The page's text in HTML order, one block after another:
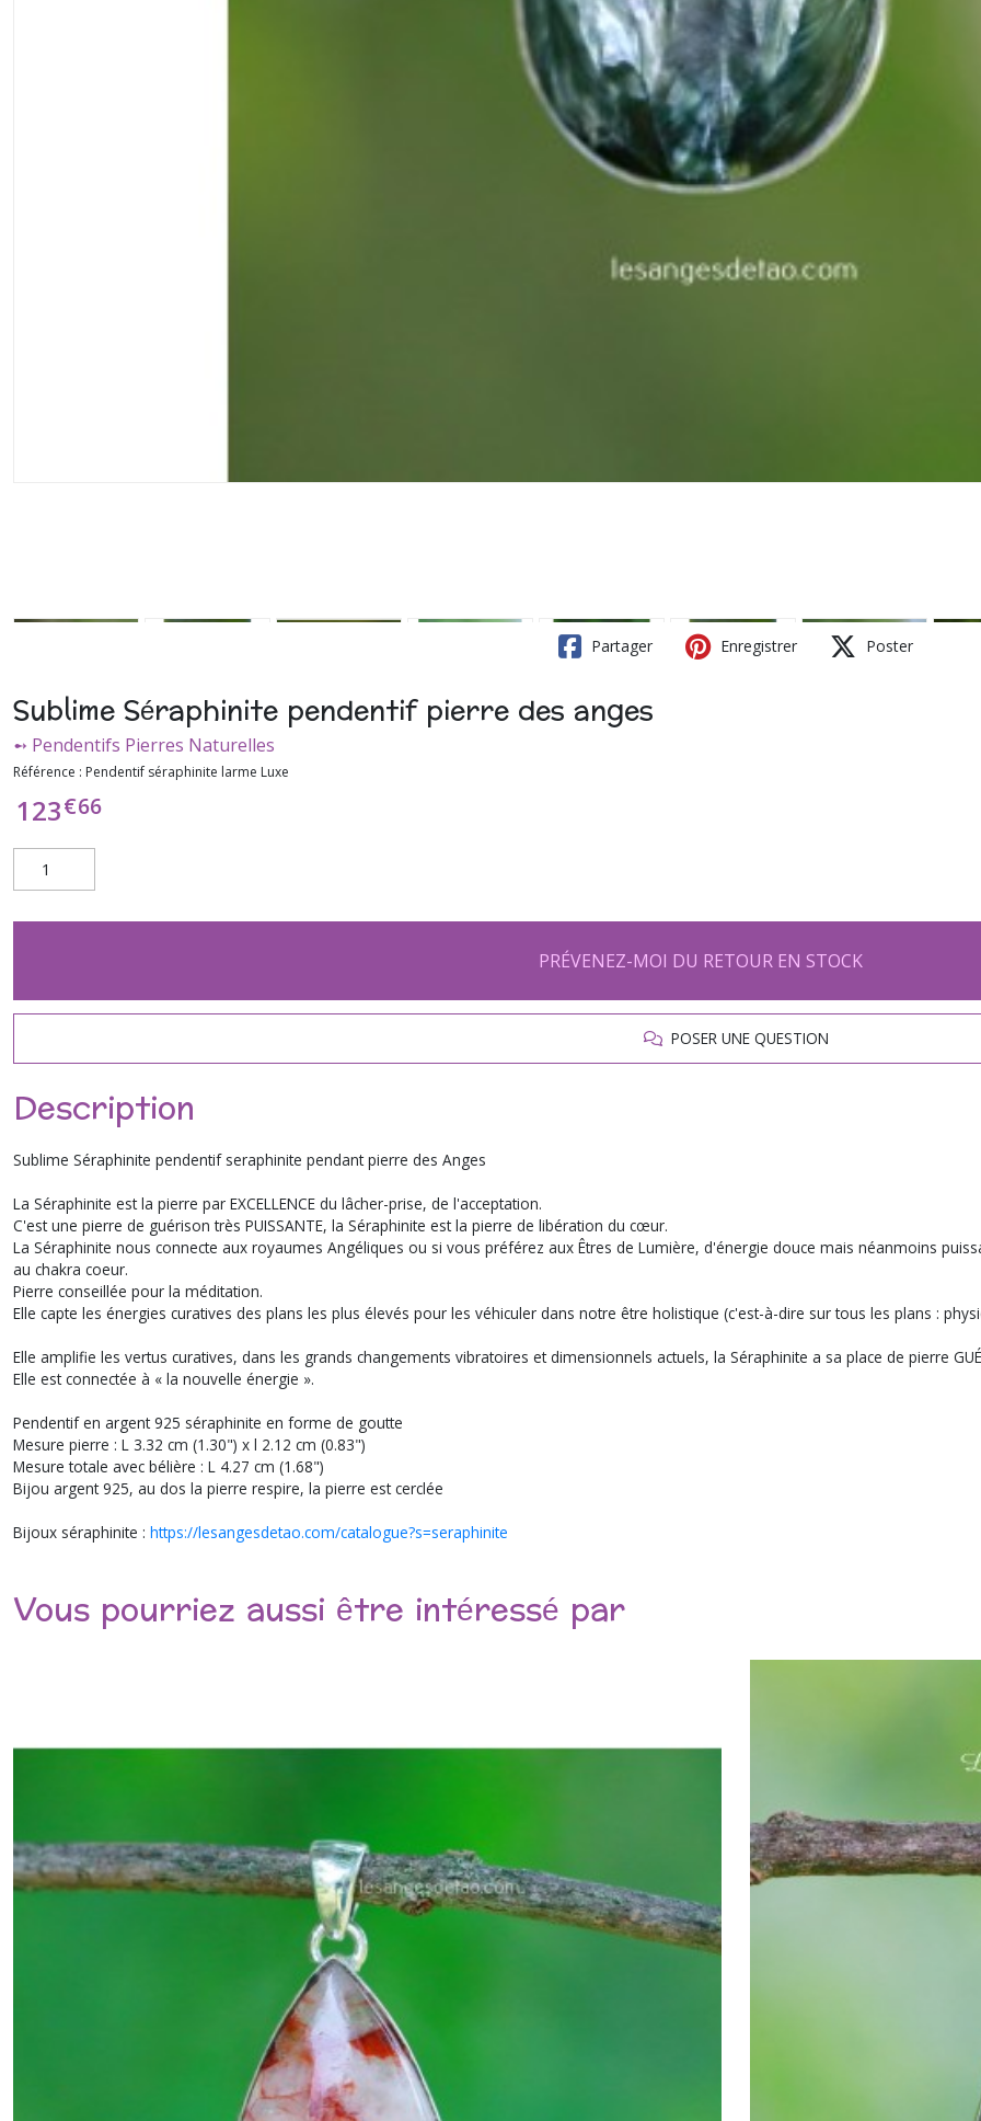
Partager Enregistrer Poster
Sublime Séraphinite pendentif pierre des anges
➻ Pendentifs Pierres Naturelles
Référence : Pendentif séraphinite larme Luxe
123€66
PRÉVENEZ-MOI DU RETOUR EN STOCK
POSER UNE QUESTION
Description
Sublime Séraphinite pendentif seraphinite pendant pierre des Anges
La Séraphinite est la pierre par EXCELLENCE du lâcher-prise, de l'acceptation.
C'est une pierre de guérison très PUISSANTE, la Séraphinite est la pierre de libération du cœur.
La Séraphinite nous connecte aux royaumes Angéliques ou si vous préférez aux Êtres de Lumière, d'énergie douce mais néanmoins
au chakra coeur.
Pierre conseillée pour la méditation.
Elle capte les énergies curatives des plans les plus élevés pour les véhiculer dans notre être holistique (c'est-à-dire sur tous les plans :
Elle amplifie les vertus curatives, dans les grands changements vibratoires et dimensionnels actuels, la Séraphinite a sa place de pierre
Elle est connectée à « la nouvelle énergie ».
Pendentif en argent 925 séraphinite en forme de goutte
Mesure pierre : L 3.32 cm (1.30") x l 2.12 cm (0.83")
Mesure totale avec bélière : L 4.27 cm (1.68")
Bijou argent 925, au dos la pierre respire, la pierre est cerclée
Bijoux séraphinite : https://lesangesdetao.com/catalogue?s=seraphinite
Vous pourriez aussi être intéressé par